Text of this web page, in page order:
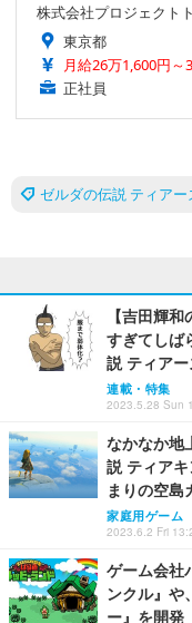
株式会社プロジェクト
東京都
月給26万1,600円～
正社員
ゼルダの伝説 ティア
【吉田輝
すぎてしば
説 ティア
連載・特集
2023.5.28 Sun
なかなか地
説 ティア
まりの空島
家庭用ゲーム
2023.6.2 Fri
ゲーム会社
ンクル』や
ー』を開発